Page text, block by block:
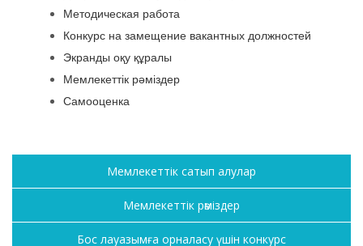
Методическая работа
Конкурс на замещение вакантных должностей
Экранды оқу құралы
Мемлекеттік рәміздер
Самооценка
Мемлекеттік сатып алулар
Мемлекеттік рәміздер
Бос лауазымға орналасу үшін конкурс